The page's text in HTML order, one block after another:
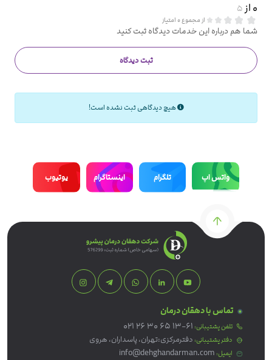
0 از 5
از مجموع 0 امتیاز
شما هم درباره این خدمات دیدگاه ثبت کنید
ثبت دیدگاه
هیچ دیدگاهی ثبت نشده است!
واتس اپ تلگرام اینستاگرام یوتیوب
تماس با دهقان درمان
تلفن پشتیبانی: 021 26 30 65 13-61
دفتر پشتیبانی: دفترمرکزی:تهران، پاسداران، هروی
ایمیل: info@dehghandarman.com